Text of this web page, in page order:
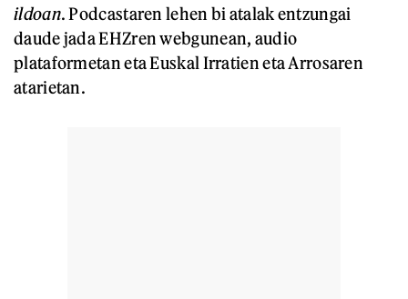
ildoan. Podcastaren lehen bi atalak entzungai
daude jada EHZren webgunean, audio
plataformetan eta Euskal Irratien eta Arrosaren
atarietan.